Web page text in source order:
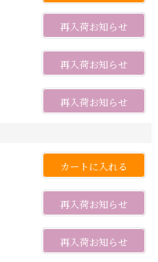
再入荷お知らせ
再入荷お知らせ
再入荷お知らせ
カートに入れる
再入荷お知らせ
再入荷お知らせ